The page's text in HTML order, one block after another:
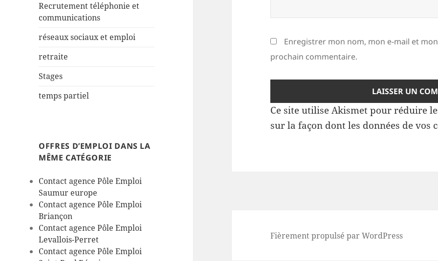
Recrutement téléphonie et
communications
réseaux sociaux et emploi
retraite
Stages
temps partiel
OFFRES D’EMPLOI DANS LA
MÊME CATÉGORIE
Contact agence Pôle Emploi
Saumur europe
Contact agence Pôle Emploi
Briançon
Contact agence Pôle Emploi
Levallois-Perret
Contact agence Pôle Emploi
Enregistrer mon nom, mon e-mail et
prochain commentaire.
Ce site utilise Akismet pour réduire
sur la façon dont les données de vos
Fièrement propulsé par WordPress